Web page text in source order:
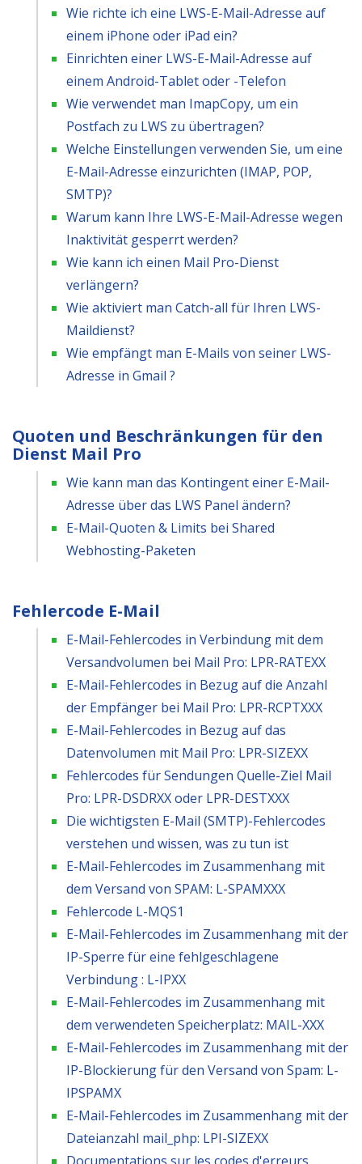
Wie richte ich eine LWS-E-Mail-Adresse auf
einem iPhone oder iPad ein?
Einrichten einer LWS-E-Mail-Adresse auf
einem Android-Tablet oder -Telefon
Wie verwendet man ImapCopy, um ein
Postfach zu LWS zu übertragen?
Welche Einstellungen verwenden Sie, um eine
E-Mail-Adresse einzurichten (IMAP, POP,
SMTP)?
Warum kann Ihre LWS-E-Mail-Adresse wegen
Inaktivität gesperrt werden?
Wie kann ich einen Mail Pro-Dienst
verlängern?
Wie aktiviert man Catch-all für Ihren LWS-
Maildienst?
Wie empfängt man E-Mails von seiner LWS-
Adresse in Gmail ?
Quoten und Beschränkungen für den
Dienst Mail Pro
Wie kann man das Kontingent einer E-Mail-
Adresse über das LWS Panel ändern?
E-Mail-Quoten & Limits bei Shared
Webhosting-Paketen
Fehlercode E-Mail
E-Mail-Fehlercodes in Verbindung mit dem
Versandvolumen bei Mail Pro: LPR-RATEXX
E-Mail-Fehlercodes in Bezug auf die Anzahl
der Empfänger bei Mail Pro: LPR-RCPTXXX
E-Mail-Fehlercodes in Bezug auf das
Datenvolumen mit Mail Pro: LPR-SIZEXX
Fehlercodes für Sendungen Quelle-Ziel Mail
Pro: LPR-DSDRXX oder LPR-DESTXXX
Die wichtigsten E-Mail (SMTP)-Fehlercodes
verstehen und wissen, was zu tun ist
E-Mail-Fehlercodes im Zusammenhang mit
dem Versand von SPAM: L-SPAMXXX
Fehlercode L-MQS1
E-Mail-Fehlercodes im Zusammenhang mit der
IP-Sperre für eine fehlgeschlagene
Verbindung : L-IPXX
E-Mail-Fehlercodes im Zusammenhang mit
dem verwendeten Speicherplatz: MAIL-XXX
E-Mail-Fehlercodes im Zusammenhang mit der
IP-Blockierung für den Versand von Spam: L-
IPSPAMX
E-Mail-Fehlercodes im Zusammenhang mit der
Dateianzahl mail_php: LPI-SIZEXX